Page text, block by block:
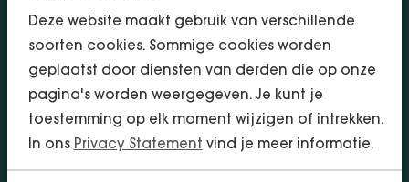
Deze website maakt gebruik van verschillende
soorten cookies. Sommige cookies worden
geplaatst door diensten van derden die op onze
pagina's worden weergegeven. Je kunt je
toestemming op elk moment wijzigen of intrekken.
In ons Privacy Statement vind je meer informatie.
Accountancy & Administratie
Audit & Assurance
Arbo & Verzuim
Bedrijfsadvies
Belastingadvies
Financieringen